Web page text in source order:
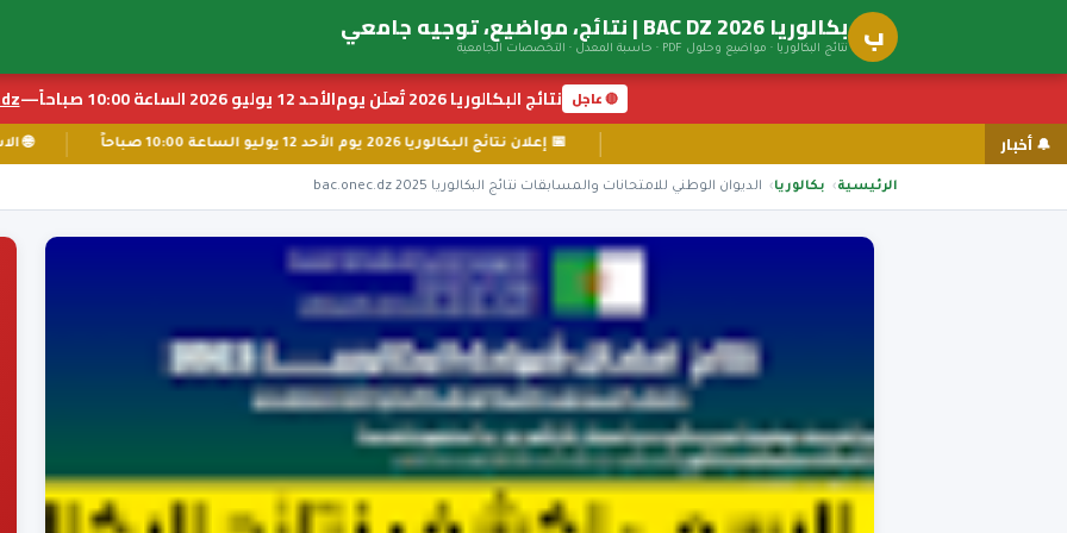
ب بكالوريا BAC DZ 2026 | نتائج، مواضيع، توجيه جامعي
نتائج البكالوريا · مواضيع وحلول PDF · حاسبة المعدل · التخصصات الجامعية
🔴 عاجل نتائج البكالوريا 2026 تُعلَن يوم الأحد 12 يوليو 2026 الساعة 10:00 صباحاً —
←
🔔 أخبار 📅 إعلان نتائج البكالوريا 2026 يوم الأحد 12 يوليو الساعة 10:00 صباحاً
الرئيسية بكالوريا الديوان الوطني للامتحانات والمسابقات نتائج البكالوريا bac.onec.dz 2025